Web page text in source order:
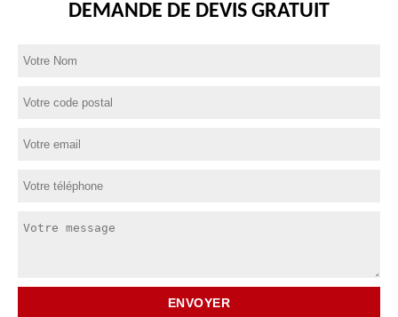
DEMANDE DE DEVIS GRATUIT